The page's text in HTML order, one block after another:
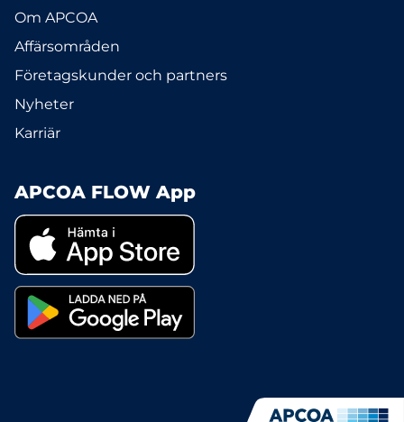
Om APCOA
Affärsområden
Företagskunder och partners
Nyheter
Karriär
APCOA FLOW App